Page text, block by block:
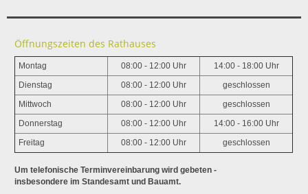
Öffnungszeiten des Rathauses
Montag 08:00 - 12:00 Uhr 14:00 - 18:00 Uhr
Dienstag 08:00 - 12:00 Uhr geschlossen
Mittwoch 08:00 - 12:00 Uhr geschlossen
Donnerstag 08:00 - 12:00 Uhr 14:00 - 16:00 Uhr
Freitag 08:00 - 12:00 Uhr geschlossen
Um telefonische Terminvereinbarung wird gebeten -
insbesondere im Standesamt und Bauamt.